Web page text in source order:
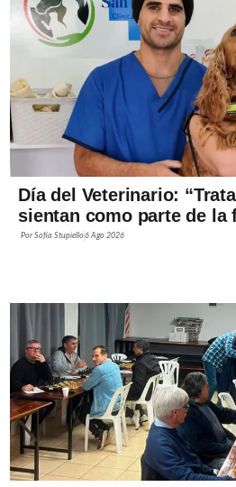
Día del Veterinario:
sientan como parte de la
PorSofía Stupiello6 Ago 2026